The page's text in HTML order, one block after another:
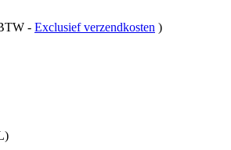
- Exclusief verzendkosten )